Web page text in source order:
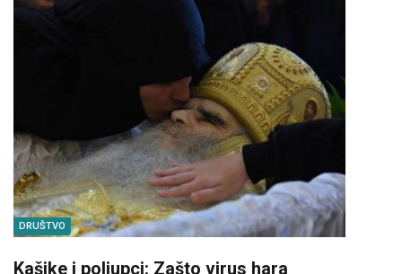
DRUŠTVO
Kašike i poljupci: Zašto virus hara